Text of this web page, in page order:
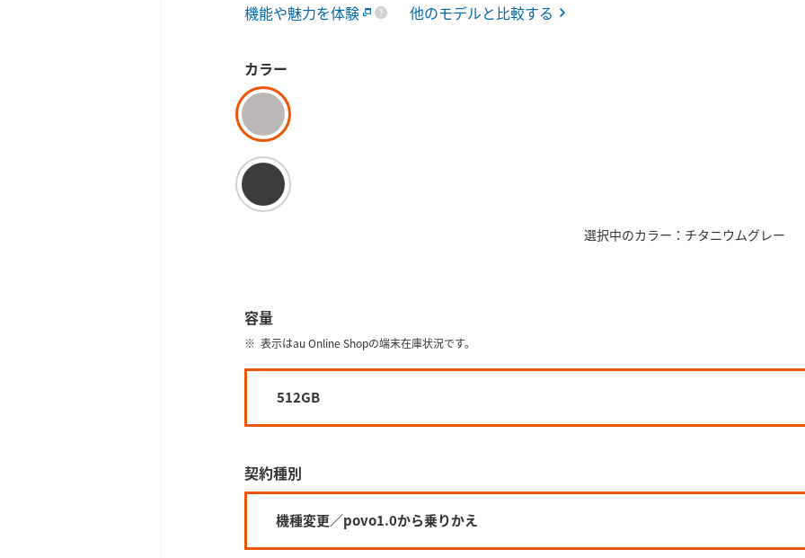
機能や魅力を体験 他のモデルと比較する
カラー
選択中のカラー：チタニウムグレー
容量
表示はau Online Shopの端末在庫状況です。
512GB
契約種別
機種変更／povo1.0から乗りかえ